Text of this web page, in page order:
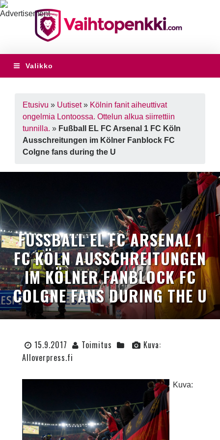
Valikko
Etusivu » Uutiset» Kölnin fanit aiheuttivat
ongelmia Lontoossa. Ottelun alkua siirrettiin
tunnilla. » Fußball EL FC Arsenal 1 FC Köln
Ausschreitungen im Kölner Fanblock FC
Colgne fans during the U
FUSSBALL EL FC ARSENAL 1 F
C KÖLN AUSSCHREITUNGEN I
M KÖLNER FANBLOCK FC C
OLGNE FANS DURING THE U
15.9.2017 Toimitus
Kuva:
Alloverpress.fi
Kuva: